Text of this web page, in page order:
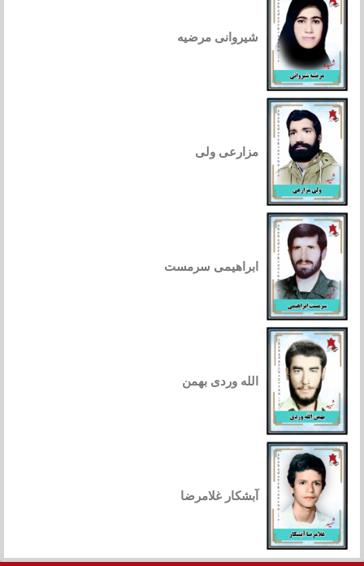
شیروانی مرضیه
مزارعی ولی
ابراهیمی سرمست
الله وردی بهمن
آبشکار غلامرضا